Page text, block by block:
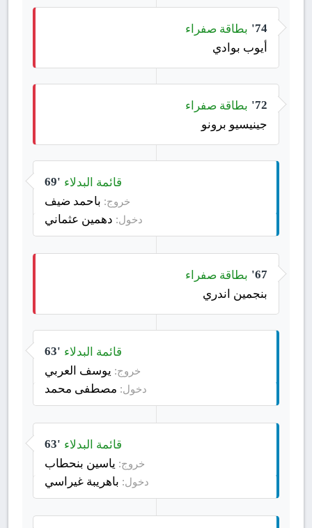
74'
بطاقة صفراء
أيوب بوادي
72'
بطاقة صفراء
جينيسيو برونو
69' قائمة البدلاء
خروج: باحمد ضيف
دخول: دهمين عثماني
67' بطاقة صفراء
بنجمين اندري
63' قائمة البدلاء
خروج: يوسف العربي
دخول: مصطفى محمد
63' قائمة البدلاء
خروج: ياسين بنحطاب
دخول: باهريبة غيراسي